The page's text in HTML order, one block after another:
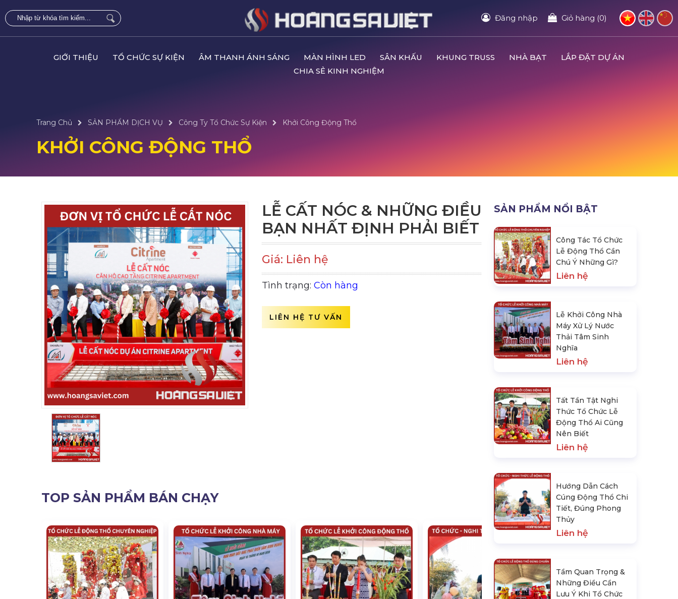
Đăng nhập Giỏ hàng (0)
GIỚI THIỆU TỔ CHỨC SỰ KIỆN ÂM THANH ÁNH SÁNG MÀN HÌNH LED SÂN KHẤU KHUNG TRUSS NHÀ BẠT
LẮP ĐẶT DỰ ÁN
CHIA SẺ KINH NGHIỆM
Trang Chủ SẢN PHẨM DỊCH VỤ Công Ty Tổ Chức Sự Kiện Khởi Công Động Thổ
KHỞI CÔNG ĐỘNG THỔ
LỄ CẤT NÓC & NHỮNG ĐIỀU
BẠN NHẤT ĐỊNH PHẢI BIẾT
Giá: Liên hệ
Tình trạng: Còn hàng
LIÊN HỆ TƯ VẤN
TOP SẢN PHẨM BÁN CHẠY
SẢN PHẨM NỔI BẬT
Công Tác Tổ Chức
Lễ Động Thổ Cần
Chú Ý Những Gì?
Liên hệ
Lễ Khởi Công Nhà
Máy Xử Lý Nước
Thải Tâm Sinh
Nghĩa
Liên hệ
Tất Tần Tật Nghi
Thức Tổ Chức Lễ
Động Thổ Ai Cũng
Nên Biết
Liên hệ
Hướng Dẫn Cách
Cúng Động Thổ Chi
Tiết, Đúng Phong
Thủy
Liên hệ
Tầm Quan Trọng &
Những Điều Cần
Lưu Ý Khi Tổ Chức